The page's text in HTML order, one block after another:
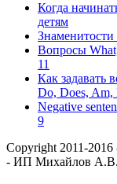
Когда
детям
Вопросы
11
Как задавать
Do, Does,
Negative
9
Copyright 2011-2016
- ИП Михайлов А.В.